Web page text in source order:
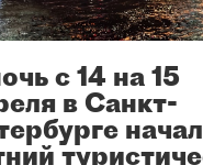
с 14 на 15
в Санкт-